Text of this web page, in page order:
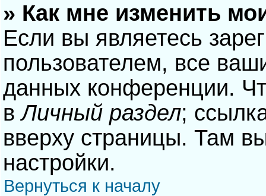
» Как мне изменить
Если вы являетесь
пользователем, все
данных конференции.
вЛичный раздел;
вверху страницы. Там
настройки.
Вернуться к началу